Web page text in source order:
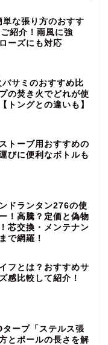
単な張り方のおすす
紹介！雨風に強
ーズにも対応
バサミのおすすめ比
の焚き火でどれが使
トングとの違いも】
トーブ用おすすめの
びに便利なボトルも
ドランタン276の使
！高騰？定価と偽物
芯交換・メンテナン
で網羅！
フとは？おすすめサ
感比較して紹介！
タープ「ステルス張
とポールの長さを解